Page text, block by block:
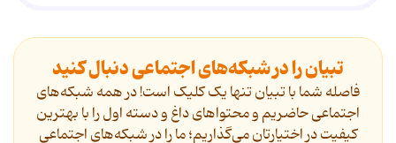
تبیان را در شبکه‌های اجتماعی دنبال کنید
فاصله شما با تبیان تنها یک کلیک است! در همه شبکه‌های
اجتماعی حاضریم و محتواهای داغ و دسته اول را با بهترین
کیفیت در اختیارتان می‌گذاریم؛ ما را در شبکه‌های اجتماعی